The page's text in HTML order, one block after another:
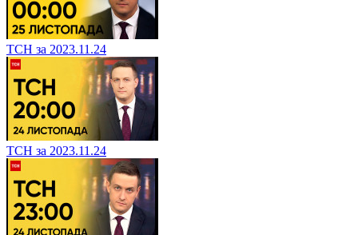
ТСН за 2023.11.24
ТСН за 2023.11.24